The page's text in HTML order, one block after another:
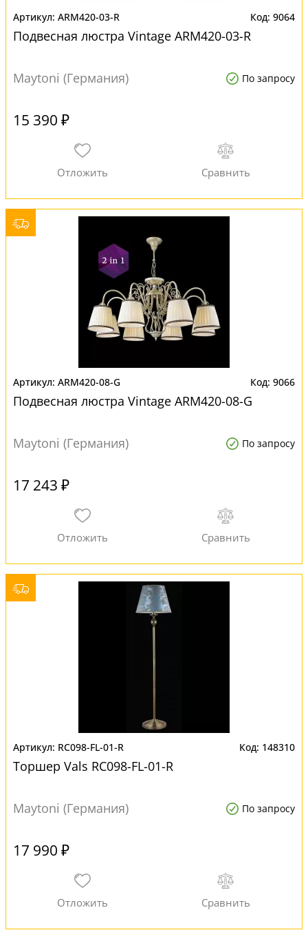
ARM420-03-R 9064
Подвесная люстра Vintage ARM420-03-R
Maytoni (Германия) По запросу
15 390 ₽
ARM420-08-G 9066
Подвесная люстра Vintage ARM420-08-G
Maytoni (Германия) По запросу
17 243 ₽
RC098-FL-01-R 148310
Торшер Vals RC098-FL-01-R
Maytoni (Германия) По запросу
17 990 ₽